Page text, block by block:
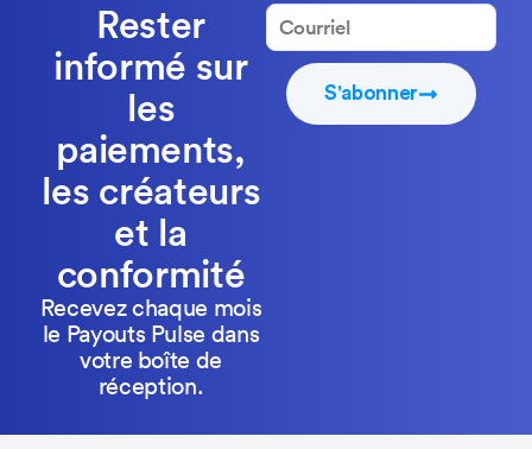
Rester
informé sur
les
paiements,
les créateurs
et la
conformité
Recevez chaque mois
le Payouts Pulse dans
votre boîte de
réception.
S'abonner